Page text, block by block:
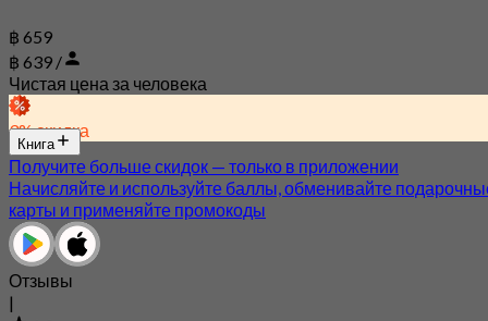
฿ 659
฿ 639 /
Чистая цена за человека
3% скидка
Книга
Получите больше скидок — только в приложении
Начисляйте и используйте баллы, обменивайте
карты и применяйте промокоды
Отзывы
|